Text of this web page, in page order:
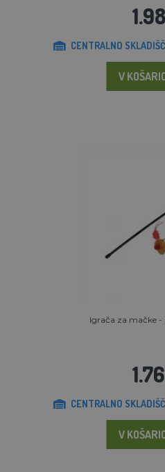
CENTRALNO
V
Igrača za mačke -
CENTRALNO
V